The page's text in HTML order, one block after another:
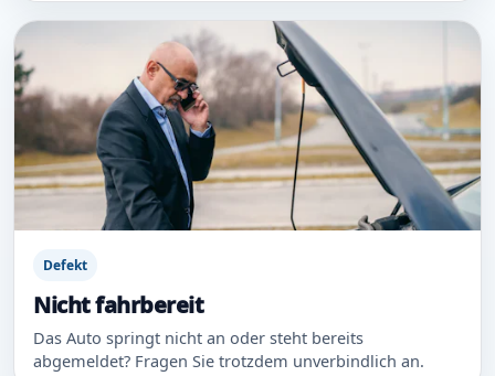
Defekt
Nicht fahrbereit
Das Auto springt nicht an oder steht bereits
abgemeldet? Fragen Sie trotzdem unverbindlich an.